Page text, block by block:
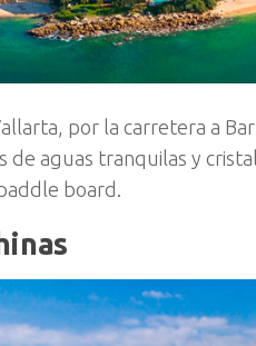
por la carretera a
de aguas tranquilas y
board.